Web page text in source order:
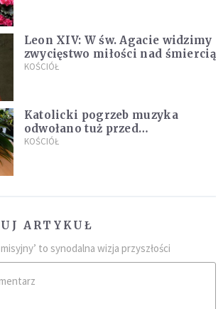
Leon XIV: W św. Agacie widzimy
zwycięstwo miłości nad śmiercią
KOŚCIÓŁ
Katolicki pogrzeb muzyka
odwołano tuż przed
uroczystością. Powodem była
KOŚCIÓŁ
ARTYKUŁ
misyjny’ to synodalna wizja przyszłości